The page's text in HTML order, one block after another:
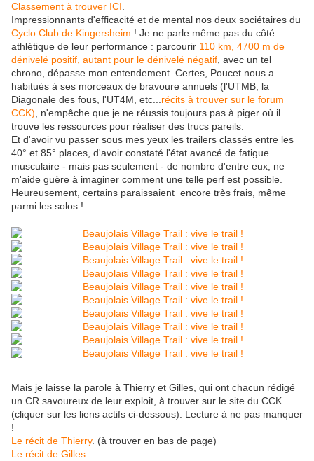
Classement à trouver ICI
Impressionnants d'efficacité et de mental nos deux sociétaires du
Cyclo Club de Kingersheim ! Je ne parle même pas du côté
athlétique de leur performance : parcourir 110 km, 4700 m de
dénivelé positif, autant pour le dénivelé négatif , avec un tel
chrono, dépasse mon entendement. Certes, Poucet nous a
habitués à ses morceaux de bravoure annuels (l'UTMB, la
Diagonale des fous, l'UT4M, etc... récits à trouver sur le forum
CCK) , n'empêche que je ne réussis toujours pas à piger où il
trouve les ressources pour réaliser des trucs pareils.
Et d'avoir vu passer sous mes yeux les trailers classés entre les
40° et 85° places, d'avoir constaté l'état avancé de fatigue
musculaire - mais pas seulement - de nombre d'entre eux, ne
m'aide guère à imaginer comment une telle perf est possible.
Heureusement, certains paraissaient encore très frais, même
parmi les solos !
Mais je laisse la parole à Thierry et Gilles, qui ont chacun rédigé
un CR savoureux de leur exploit, à trouver sur le site du CCK
(cliquer sur les liens actifs ci-dessous). Lecture à ne pas manquer
!
Le récit de Thierry. (à trouver en bas de page)
Le récit de Gilles